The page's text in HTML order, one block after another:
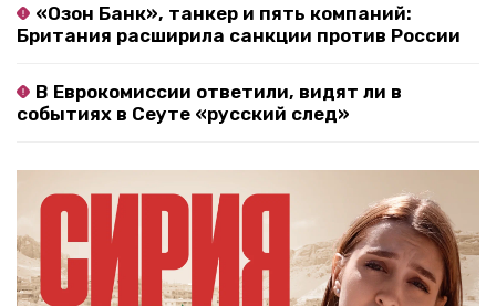
«Озон Банк», танкер и пять компаний:
Британия расширила санкции против России
В Еврокомиссии ответили, видят ли в
событиях в Сеуте «русский след»